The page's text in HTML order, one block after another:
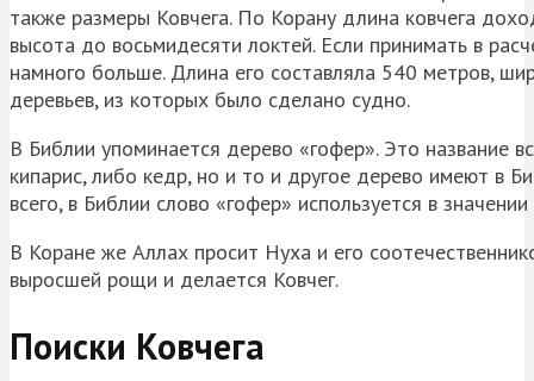
также размеры Ковчега. По Корану длина ковчега
высота до восьмидесяти локтей. Если принимать в
намного больше. Длина его составляла 540 метров,
деревьев, из которых было сделано судно.
В Библии упоминается дерево «гофер». Это название
кипарис, либо кедр, но и то и другое дерево имеют в
всего, в Библии слово «гофер» используется в
В Коране же Аллах просит Нуха и его
выросшей рощи и делается Ковчег.
Поиски Ковчега